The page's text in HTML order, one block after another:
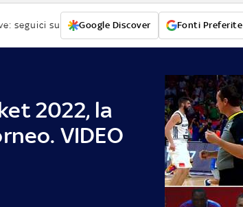
seguici su Google Discover Fonti Preferite
2022, la
VIDEO